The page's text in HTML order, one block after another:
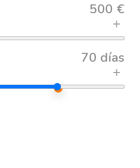
500 €
+
70 días
+